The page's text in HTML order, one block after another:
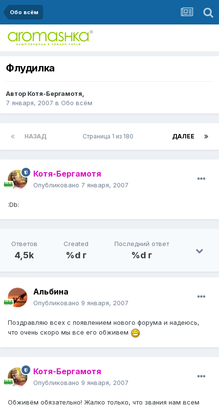
Обо всём
Флудилка
Автор Котя-Бергамотя,
7 января, 2007 в Обо всём
НАЗАД ДАЛЕЕ
Страница 1 из 180
Котя-Бергамотя
Опубликовано 7 января, 2007
:Db:
Ответов
4,5k
Created
%d г
Последний ответ
%d г
Альбина
Опубликовано 9 января, 2007
Поздравляю всех с появлением нового форума и надеюсь,
что очень скоро мы все его обживем
Котя-Бергамотя
Опубликовано 9 января, 2007
Обживём обязательно! Жалко только, что звания нам всем